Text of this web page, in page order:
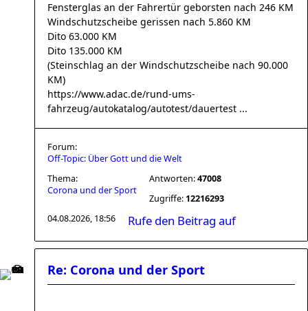
Fensterglas an der Fahrertür geborsten nach 246 KM
Windschutzscheibe gerissen nach 5.860 KM
Dito 63.000 KM
Dito 135.000 KM
(Steinschlag an der Windschutzscheibe nach 90.000
KM)
https://www.adac.de/rund-ums-
fahrzeug/autokatalog/autotest/dauertest ...
Forum:
Off-Topic: Über Gott und die Welt
Thema:
Corona und der Sport
Antworten:47008
Zugriffe: 12216293
04.08.2026, 18:56
Rufe den Beitrag auf
Re: Corona und der Sport